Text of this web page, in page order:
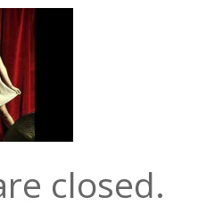
closed.